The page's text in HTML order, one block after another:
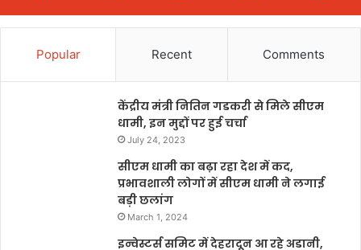
Popular Recent Comments
केंद्रीय मंत्री नितिन गडकरी से मिले सीएम
धामी, इन मुद्दों पर हुई चर्चा
July 24, 2023
सीएम धामी का बढ़ा रहा देश में कद,
प्रभावशाली लोगों में सीएम धामी ने लगाई
बड़ी छलांग
March 1, 2024
इन्वेस्टर्स समिट में देहरादून आ रहे अडानी,